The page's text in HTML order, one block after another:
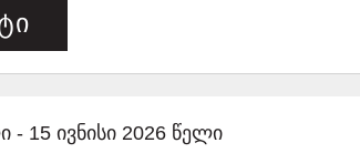
- 15 ივნისი 2026 წელი